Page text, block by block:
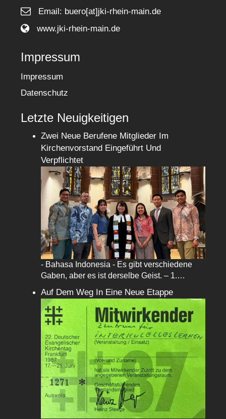
Email: buero[at]jki-rhein-main.de
www.jki-rhein-main.de
Impressum
Impressum
Datenschutz
Letzte Neuigkeitigen
Zwei Neue Berufene Mitglieder Im
Kirchenvorstand Eingeführt Und
Verpflichtet
- Bahasa Indonesia - Es gibt verschiedene
Gaben, aber es ist derselbe Geist. – 1.…
Auf Dem Weg In Eine Neue Etappe